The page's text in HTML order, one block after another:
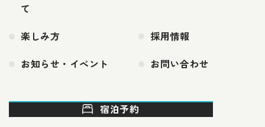
て
楽しみ方
採用情報
お知らせ・イベント
お問い合わせ
宿泊予約